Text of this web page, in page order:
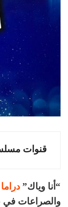
قنوات
“أنا وياك” دراما
والصراعات في